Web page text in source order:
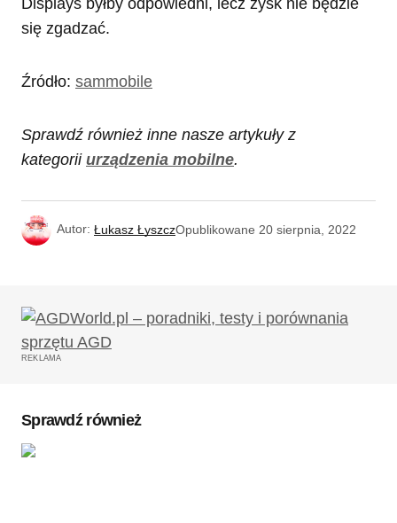
Displays byłby odpowiedni, lecz zysk nie będzie
się zgadzać.
Źródło: sammobile
Sprawdź również inne nasze artykuły z
kategorii urządzenia mobilne.
Autor: Łukasz ŁyszczOpublikowane 20 sierpnia, 2022
REKLAMA
Sprawdź również